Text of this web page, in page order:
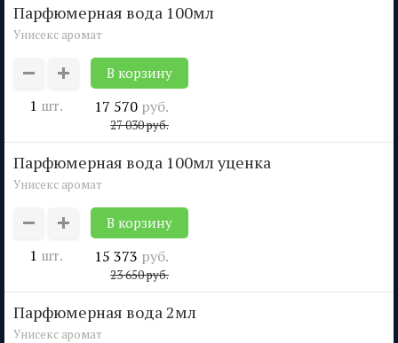
парфюмерная вода 100мл
Унисекс аромат
1 шт. 17 570 руб.
27 030руб.
парфюмерная вода 100мл уценка
Унисекс аромат
1 шт. 15 373 руб.
23 650руб.
парфюмерная вода 2мл
Унисекс аромат